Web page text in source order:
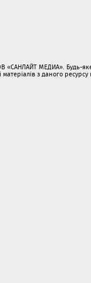
«САНЛАЙТ МЕДИА». Будь-
з даного ресурсу